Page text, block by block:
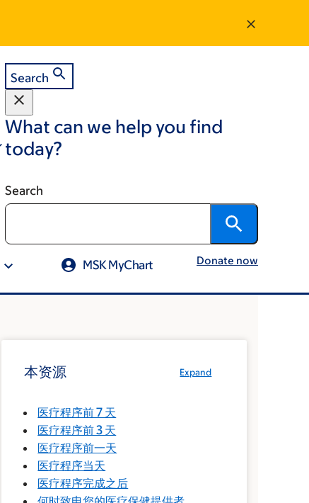
Search
What can we help you find
today?
Search
MSK MyChart Donate now
Expand
本资源
医疗程序前 7 天
医疗程序前 3 天
医疗程序前一天
医疗程序当天
医疗程序完成之后